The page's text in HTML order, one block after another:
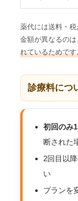
薬代には送料・
金額が異なるのは
れているためです
診療料につ
初回のみ
断された
2回目以
い
プランを